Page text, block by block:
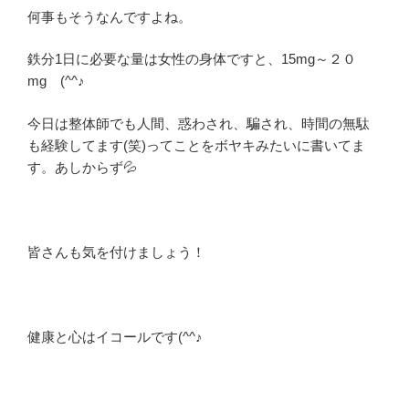
何事もそうなんですよね。
鉄分1日に必要な量は女性の身体ですと、15mg～２０
mg (^^♪
今日は整体師でも人間、惑わされ、騙され、時間の無駄
も経験してます(笑)ってことをボヤキみたいに書いてま
す。あしからず💦
皆さんも気を付けましょう！
健康と心はイコールです(^^♪